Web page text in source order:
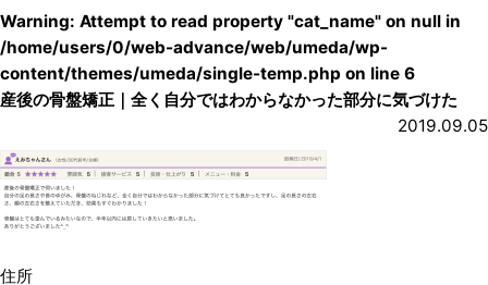
Warning: Attempt to read property "cat_name" on null in
/home/users/0/web-advance/web/umeda/wp-
content/themes/umeda/single-temp.php on line 6
産後の骨盤矯正｜全く自分ではわからなかった部分に気づけた
2019.09.05
住所